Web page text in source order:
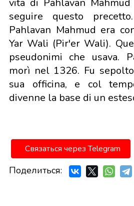
vita di Pahlavan
seguire questo
Pahlavan Mahmud era
Yar Wali (Pir'er Wali).
pseudonimi che usava.
morì nel 1326. Fu
sua officina, e col
divenne la base di un
Связаться через Telegram
Поделиться: